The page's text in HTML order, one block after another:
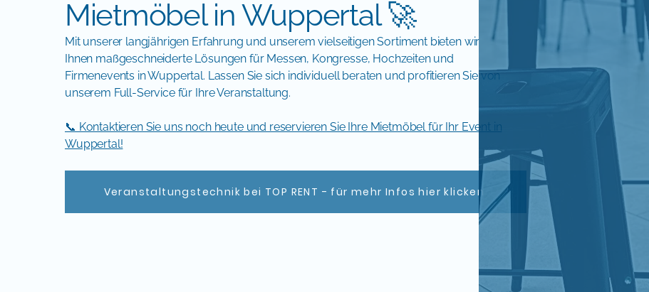
Mietmöbel in Wuppertal 🚀
Mit unserer langjährigen Erfahrung und unserem vielseitigen Sortiment bieten wir
Ihnen maßgeschneiderte Lösungen für Messen, Kongresse, Hochzeiten und
Firmenevents in Wuppertal. Lassen Sie sich individuell beraten und profitieren Sie von
unserem Full-Service für Ihre Veranstaltung.
📞 Kontaktieren Sie uns noch heute und reservieren Sie Ihre Mietmöbel für Ihr Event in
Wuppertal!
Veranstaltungstechnik bei TOP RENT - für mehr Infos hier klicken